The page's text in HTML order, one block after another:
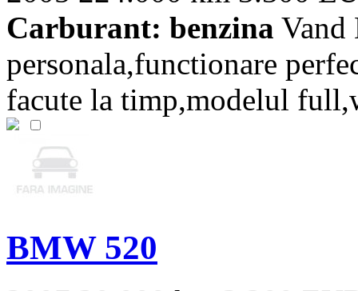
Carburant: benzina Vand
personala,functionare
facute la timp,modelul
BMW 520